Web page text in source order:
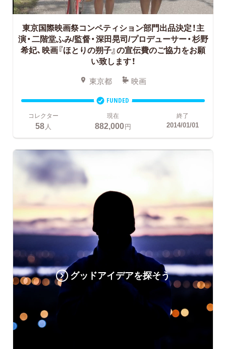
東京国際映画祭コンペティション部門出品決定！主
演・二階堂ふみ/監督・深田晃司/プロデューサー・杉野
希妃、映画『ほとりの朔子』の宣伝費のご協力をお願
い致します！
東京都 映画
FUNDED
コレクター
58 人
現在
882,000円
終了
2014/01/01
グッドアイデアを探そう